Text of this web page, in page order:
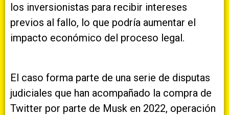
los inversionistas para recibir intereses
previos al fallo, lo que podría aumentar el
impacto económico del proceso legal.
El caso forma parte de una serie de disputas
judiciales que han acompañado la compra de
Twitter por parte de Musk en 2022, operación